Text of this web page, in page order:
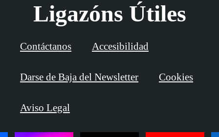
Ligazóns Útiles
Contáctanos Accesibilidad
Darse de Baja del Newsletter Cookies
Aviso Legal